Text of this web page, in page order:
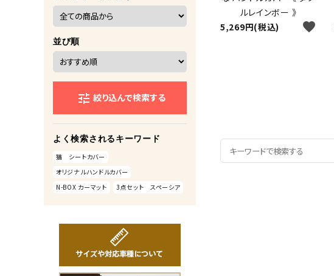
ルレインボー 》
5,269円(税込)
favorite
並び順
tune 絞り込んで検索する
よく検索されるキーワード
猫 シートカバー
オリジナルハンドルカバー
N-BOX カーマット
3点セット スペーシア